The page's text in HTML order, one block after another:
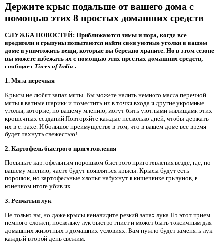
Держите крыс подальше от вашего дома с
помощью этих 8 простых домашних средств
СЛУЖБА НОВОСТЕЙ: Приближаются зимы и пора, когда все
вредители и грызуны попытаются найти свои уютные уголки в вашем
доме и уничтожить вещи, которые вы бережно храните. Но в этом сезоне
вы можете избежать их с помощью этих простых домашних средств,
сообщает Times of India .
1. Мята перечная
Крысы не любят запах мяты. Вы можете налить немного масла перечной
мяты в ватные шарики и поместить их в точки входа и другие укромные
уголки, которые, по вашему мнению, могут быть уютными жилищами этих
крошечных созданий.Повторяйте каждые несколько дней, чтобы держать
их в страхе. И большое преимущество в том, что в вашем доме все время
будет пахнуть свежестью!
2. Картофель быстрого приготовления
Посыпьте картофельным порошком быстрого приготовления везде, где, по
вашему мнению, часто будут появляться крысы. Крысы будут есть
порошок, но картофельные хлопья набухнут в кишечнике грызунов, в
конечном итоге убив их.
3. Репчатый лук
Не только вы, но даже крысы ненавидите резкий запах лука.Но этот прием
немного сложен, поскольку лук быстро гниет и может быть токсичным для
домашних животных в домашних условиях. Вам нужно будет заменять лук
каждый второй день свежим.